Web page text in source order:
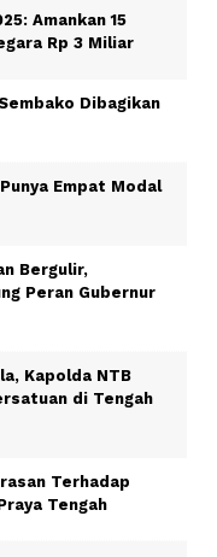
Amankan 15
Rp 3 Miliar
Dibagikan
Empat Modal
Bergulir,
Peran Gubernur
Kapolda NTB
di Tengah
Terhadap
Tengah